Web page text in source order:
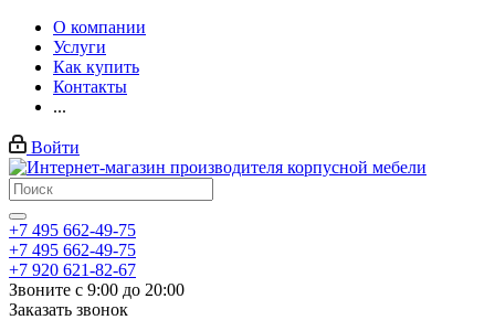
О компании
Услуги
Как купить
Контакты
...
Войти
+7 495 662-49-75
+7 495 662-49-75
+7 920 621-82-67
Звоните с 9:00 до 20:00
Заказать звонок